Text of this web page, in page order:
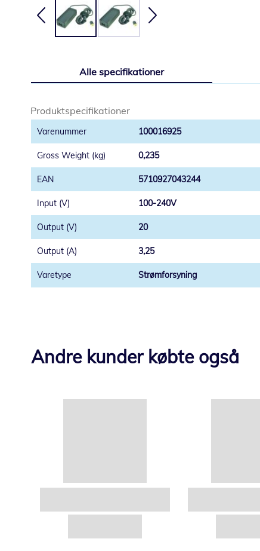
af
Alle specifikationer
Produktspecifikationer
100016925
0,235
5710927043244
100-240V
20
3,25
Strømforsyning
Andre kunder købte også